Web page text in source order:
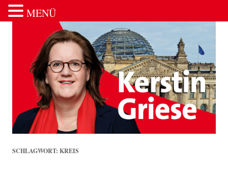
Zum Inhalt springen
SCHLAGWORT: KREIS
MENÜ